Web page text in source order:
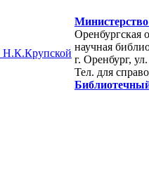
Оренбургская
научная
г. Оренбург,
Тел. для